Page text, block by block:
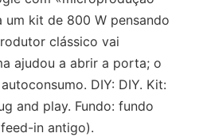
um kit de 800 W pensando
clássico vai
ajudou a abrir a porta; o
DIY: DIY. Kit:
and play. Fundo: fundo
in antigo).